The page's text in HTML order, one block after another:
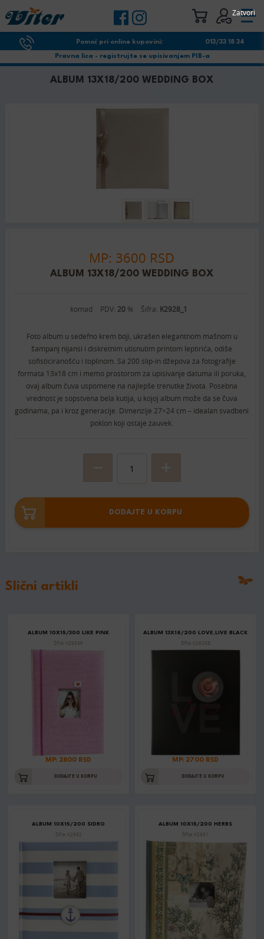
Pomoć pri online kupovini: 013/33 18 34
Pravna lica - registrujte se upisivanjem PIB-a
ALBUM 13X18/200 WEDDING BOX
MP: 3600 RSD
ALBUM 13X18/200 WEDDING BOX
komad PDV: 20 % Šifra: K2928_1
Foto album u sedefno krem boji, ukrašen elegantnom mašnom u
šampanj nijansi i diskretnim utisnutim printom leptirića, odiše
sofisticiranošću i toplinom. Sa 200 slip-in džepova za fotografije
formata 13x18 cm i memo prostorom za upisivanje datuma ili poruka,
ovaj album čuva uspomene na najlepše trenutke života. Posebna
vrednost je sopstvena bela kutija, u kojoj album može da se čuva
godinama, pa i kroz generacije. Dimenzije 27×24 cm – idealan svadbeni
poklon koji ostaje zauvek.
DODAJTE U KORPU
Slični artikli
ALBUM 10X15/300 LIKE PINK
Šifra: K2953P
MP: 2800 RSD
DODAJTE U KORPU
ALBUM 13X18/200 LOVE,LIVE BLACK
Šifra: K2920B
MP: 2700 RSD
DODAJTE U KORPU
ALBUM 10X15/200 SIDRO
Šifra: K2952
ALBUM 10X15/200 HERBS
Šifra: K2931
Zatvori